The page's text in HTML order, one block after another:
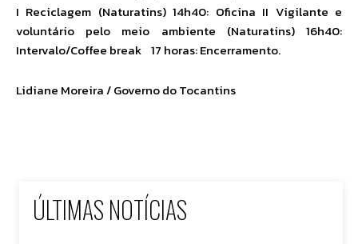
I Reciclagem (Naturatins) 14h40: Oficina II Vigilante e
voluntário pelo meio ambiente (Naturatins) 16h40:
Intervalo/Coffee break 17 horas: Encerramento.
Lidiane Moreira / Governo do Tocantins
ÚLTIMAS NOTÍCIAS